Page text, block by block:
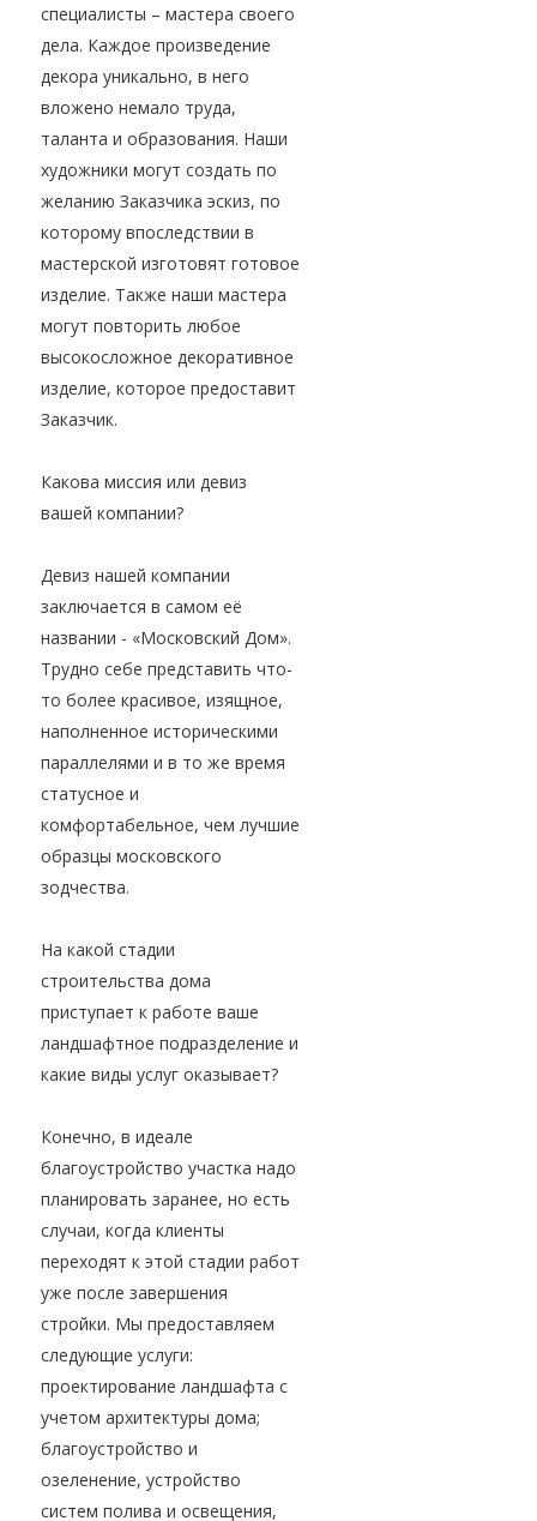
специалисты – мастера своего
дела. Каждое произведение
декора уникально, в него
вложено немало труда,
таланта и образования. Наши
художники могут создать по
желанию Заказчика эскиз, по
которому впоследствии в
мастерской изготовят готовое
изделие. Также наши мастера
могут повторить любое
высокосложное декоративное
изделие, которое предоставит
Заказчик.
Какова миссия или девиз
вашей компании?
Девиз нашей компании
заключается в самом её
названии - «Московский Дом».
Трудно себе представить что-
то более красивое, изящное,
наполненное историческими
параллелями и в то же время
статусное и
комфортабельное, чем лучшие
образцы московского
зодчества.
На какой стадии
строительства дома
приступает к работе ваше
ландшафтное подразделение и
какие виды услуг оказывает?
Конечно, в идеале
благоустройство участка надо
планировать заранее, но есть
случаи, когда клиенты
переходят к этой стадии работ
уже после завершения
стройки. Мы предоставляем
следующие услуги:
проектирование ландшафта с
учетом архитектуры дома;
благоустройство и
озеленение, устройство
систем полива и освещения,